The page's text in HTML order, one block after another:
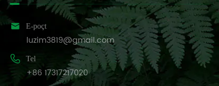
 E-poçt
luzim3819@gmail.com
 Tel
+86 17317217020